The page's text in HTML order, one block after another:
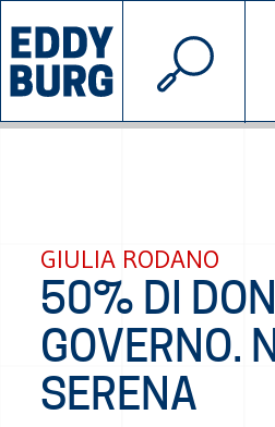
INIZIATIVE
© 2026
GIULIA RODANO
50% DI
GOVERNO.
SERENA